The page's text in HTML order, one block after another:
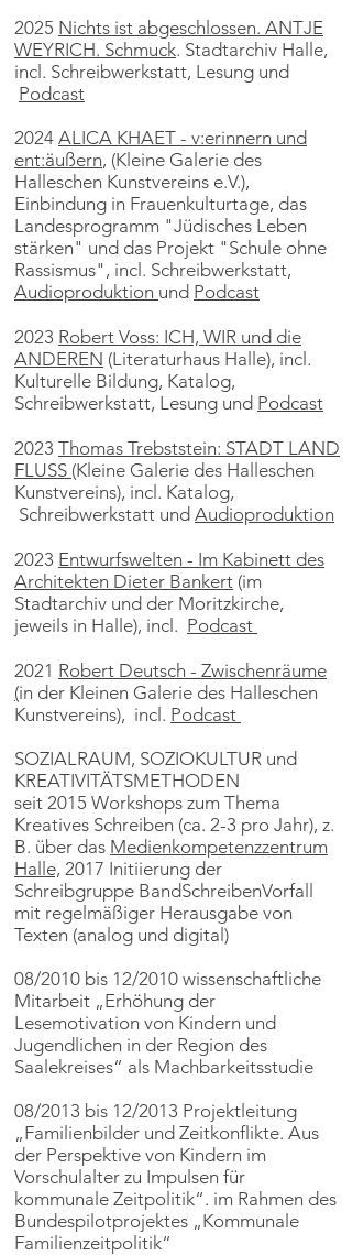
2025 Nichts ist abgeschlossen. ANTJE
WEYRICH. Schmuck. Stadtarchiv Halle,
incl. Schreibwerkstatt, Lesung und
Podcast
2024 ALICA KHAET - v:erinnern und
ent:äußern, (Kleine Galerie des
Halleschen Kunstvereins e.V.),
Einbindung in Frauenkulturtage, das
Landesprogramm "Jüdisches Leben
stärken" und das Projekt "Schule ohne
Rassismus", incl. Schreibwerkstatt,
Audioproduktion und Podcast
2023 Robert Voss: ICH, WIR und die
ANDEREN (Literaturhaus Halle), incl.
Kulturelle Bildung, Katalog,
Schreibwerkstatt, Lesung und Podcast
2023 Thomas Trebststein: STADT LAND
FLUSS (Kleine Galerie des Halleschen
Kunstvereins), incl. Katalog,
Schreibwerkstatt und Audioproduktion
2023 Entwurfswelten - Im Kabinett des
Architekten Dieter Bankert (im
Stadtarchiv und der Moritzkirche,
jeweils in Halle), incl. Podcast
2021 Robert Deutsch - Zwischenräume
(in der Kleinen Galerie des Halleschen
Kunstvereins), incl. Podcast
SOZIALRAUM, SOZIOKULTUR und
KREATIVITÄTSMETHODEN
seit 2015 Workshops zum Thema
Kreatives Schreiben (ca. 2-3 pro Jahr), z.
B. über das Medienkompetenzzentrum
Halle, 2017 Initiierung der
Schreibgruppe BandSchreibenVorfall
mit regelmäßiger Herausgabe von
Texten (analog und digital)
08/2010 bis 12/2010 wissenschaftliche
Mitarbeit „Erhöhung der
Lesemotivation von Kindern und
Jugendlichen in der Region des
Saalekreises“ als Machbarkeitsstudie
08/2013 bis 12/2013 Projektleitung
„Familienbilder und Zeitkonflikte. Aus
der Perspektive von Kindern im
Vorschulalter zu Impulsen für
kommunale Zeitpolitik“. im Rahmen des
Bundespilotprojektes „Kommunale
Familienzeitpolitik“